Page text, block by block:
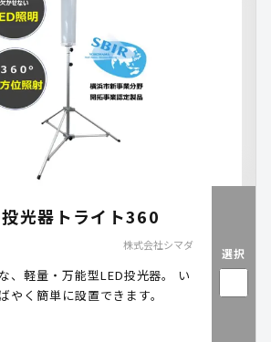
光器トライト360
株式会社シマダ
、軽量・万能型LED投光器。 い
やく簡単に設置できます。
選択